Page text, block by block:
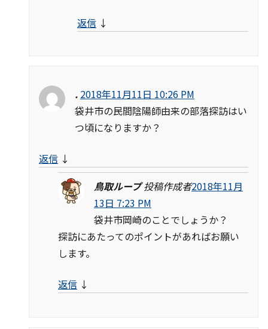
返信 ↓
. 2018年11月11日 10:26 PM
袋井市の民間陰陽師由来の部落探訪はい
つ頃になりますか？
返信 ↓
鳥取ループ 投稿作成者2018年11月
13日 7:23 PM
袋井市岡崎のことでしょうか？
探訪にあたってのポイントがあればお願い
します。
返信 ↓